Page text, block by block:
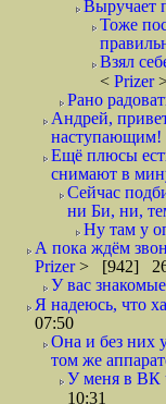
Выручает
Тоже
Взял
< Prizer
Рано
Андрей,
наступающим!
Ещё плюсы
снимают в
Сейчас
ни Би, ни,
Ну там у
А пока ждём
Prizer> [942]
У вас
Я надеюсь, что
07:50
Она и без них
том же
У меня в ВК
10:31